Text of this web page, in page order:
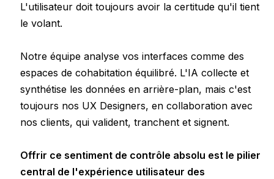
L'utilisateur doit toujours avoir la certitude qu'il tient
le volant.
Notre équipe analyse vos interfaces comme des
espaces de cohabitation équilibré. L'IA collecte et
synthétise les données en arrière-plan, mais c'est
toujours nos UX Designers, en collaboration avec
nos clients, qui valident, tranchent et signent.
Offrir ce sentiment de contrôle absolu est le pilier
central de l'expérience utilisateur des